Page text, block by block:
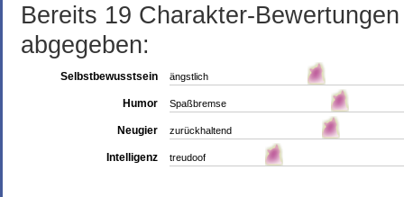
Bereits 19 Charakter-
abgegeben:
Selbstbewusstsein ängstlich
Humor Spaßbremse
Neugier zurückhaltend
Intelligenz treudoof